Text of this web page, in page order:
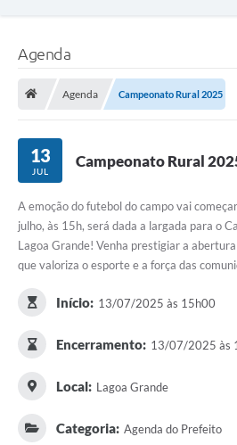
Publicações
A Prefeitura
A Nossa Cidade
Mapa do Site
Ouvidoria
Notícias
Formulários
Agenda
Agenda Campeonato Rural 2025
13
JUL
Campeonato Rural
A emoção do futebol do campo vai
julho, às 15h, será dada a largada para o
Lagoa Grande! Venha prestigiar a
que valoriza o esporte e a força das
Início: 13/07/2025 às 15h00
Encerramento: 13/07/2025 às
Local: Lagoa Grande
Categoria: Agenda do Prefeito